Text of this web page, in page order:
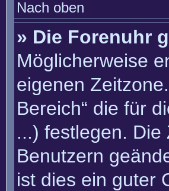
Nach oben
» Die Forenuhr
Möglicherweise
eigenen
Bereich“ die für
...) festlegen.
Benutzern
ist dies ein guter